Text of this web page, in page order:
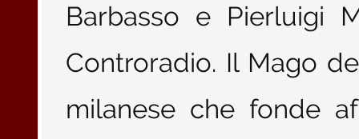
Barbasso e Pierluigi
Controradio. Il Mago
milanese che fonde